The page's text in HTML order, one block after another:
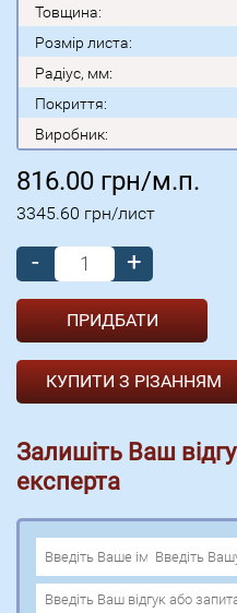
Товщина:
Розмір листа:
Радіус, мм:
Покриття:
Виробник:
816.00 грн/м.п.
3345.60 грн/лист
- +
КУПИТИ З РІЗАННЯМ
Залишіть Ваш
експерта